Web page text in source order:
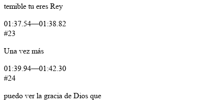
temible tu eres Rey
01:37.54—01:38.82
#23
Una vez más
01:39.94—01:42.30
#24
puedo ver la gracia de Dios que